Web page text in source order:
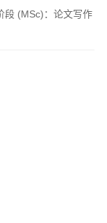
段 (MSc)：论文写作